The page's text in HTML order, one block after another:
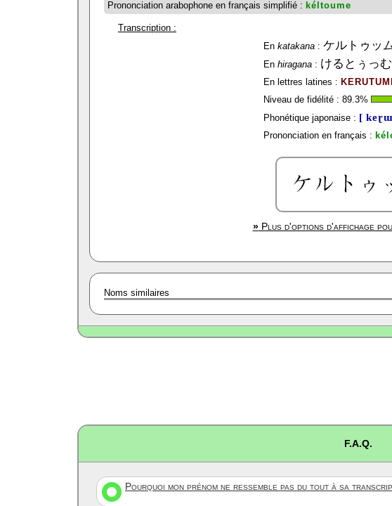
Prononciation arabophone en français simplifié : kéltoume
Transcription :
En katakana : ケルトゥッ
En hiragana : けるとぅっむ
En lettres latines :
Niveau de fidélité : 89.3%
Phonétique japonaise : [
Prononciation en français :
»Plus d'options d'affichage
Noms similaires
F.A.Q.
Pourquoi mon prénom ne ressemble pas du tout à sa